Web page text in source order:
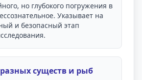
но глубокого погружения в
Указывает на
и безопасный этап
существ и рыб